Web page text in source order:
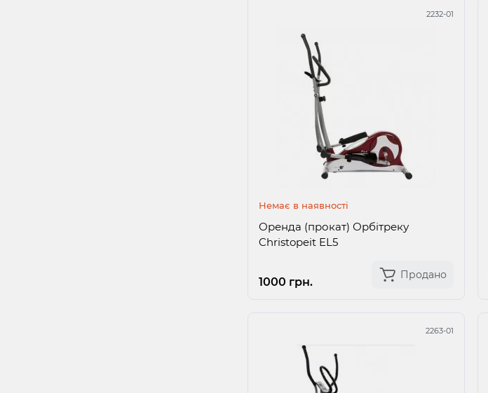
2232-01
Немає в наявності
Оренда (прокат) Орбітреку
Christopeit EL5
1000 грн.
Продано
2263-01